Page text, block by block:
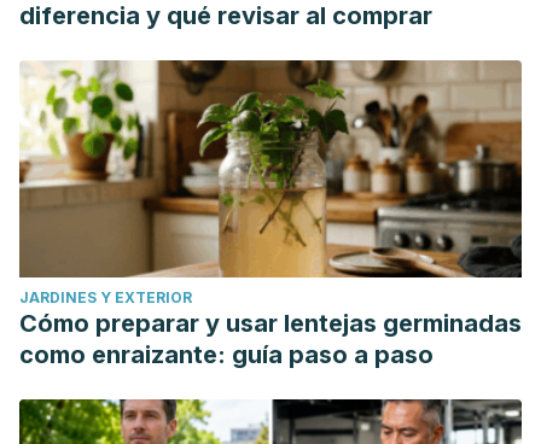
diferencia y qué revisar al comprar
JARDINES Y EXTERIOR
Cómo preparar y usar lentejas germinadas
como enraizante: guía paso a paso